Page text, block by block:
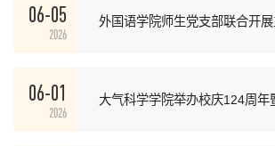
06-05
2026
外国语学院师生党支部联合开
06-01
2026
大气科学学院举办校庆124周年